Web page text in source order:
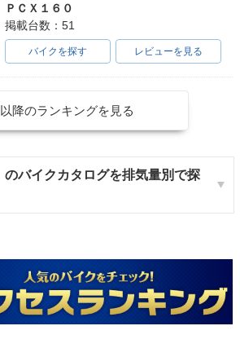
ＰＣＸ１６０
掲載台数：51
バイクを探す レビューを見る
降のランキングを見る
バイクカタログを排気量別で探